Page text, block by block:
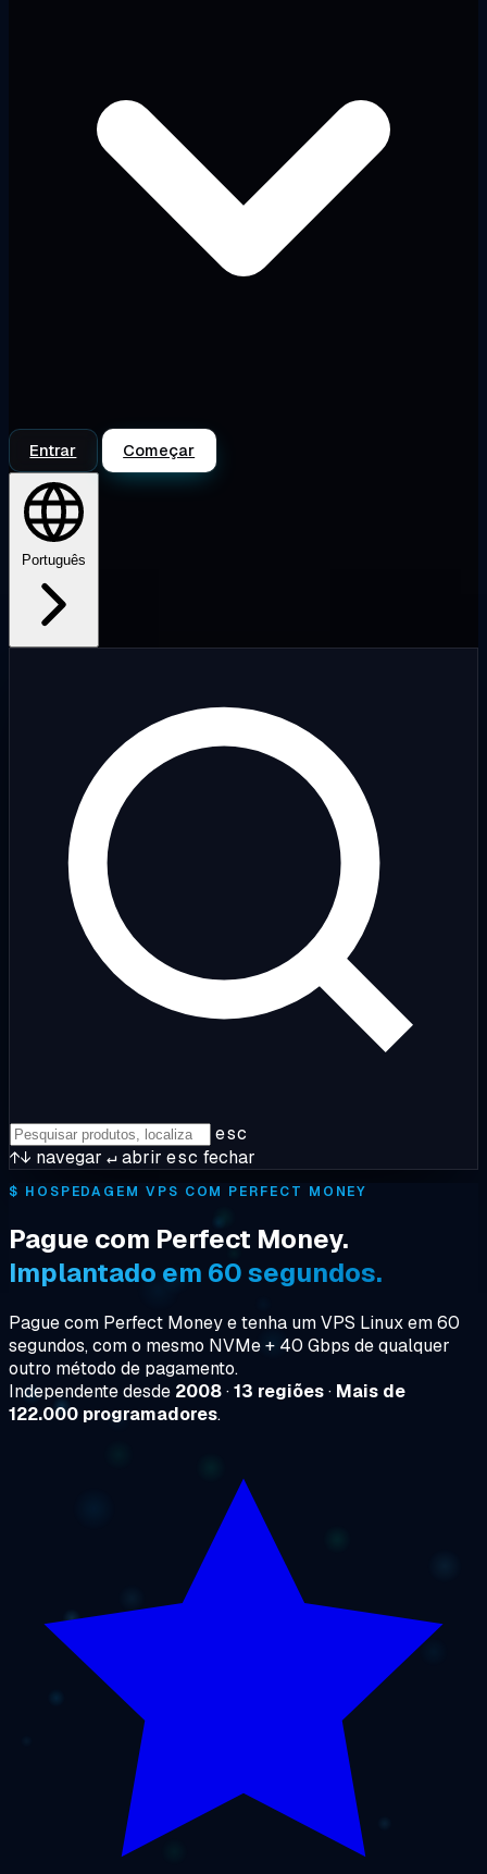
Entrar Começar
Português
esc
↑↓ navegar ↵abrir esc fechar
$ HOSPEDAGEM VPS COM PERFECT MONEY
Pague com Perfect Money.
Implantado em 60 segundos.
Pague com Perfect Money e tenha um VPS Linux em 60
segundos, com o mesmo NVMe + 40 Gbps de qualquer
outro método de pagamento.
Independente desde 2008·13 regiões· Mais de
122.000 programadores.